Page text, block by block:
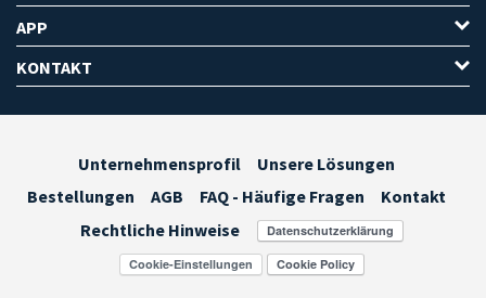
APP
KONTAKT
Unternehmensprofil
Unsere Lösungen
Bestellungen
AGB FAQ - Häufige Fragen
Kontakt
Rechtliche Hinweise
Cookie-Einstellungen